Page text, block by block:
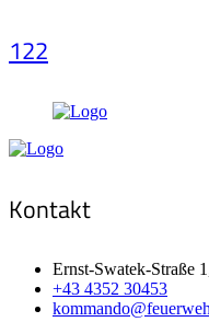
122
Kontakt
Ernst-Swatek-Straße
+43 4352 30453